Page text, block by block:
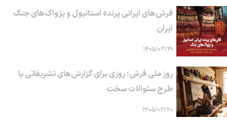
فرش‌های ایرانی پرنده استانبول و پژواک‌های جنگ
ایران
۱۴۰۵/۰۳/۲۹
روز ملی فرش؛ روزی برای گزارش‌های تشریفاتی یا
طرح سئوالات سخت
۱۴۰۵/۰۳/۲۰